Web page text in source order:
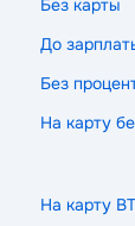
До
Без
На карту
На карту